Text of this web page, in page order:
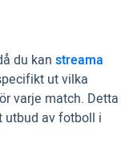
du kan streama
ut vilka
varje match. Detta
utbud av fotboll i